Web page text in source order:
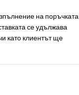
на поръчката
се удължава
като клиентът ще